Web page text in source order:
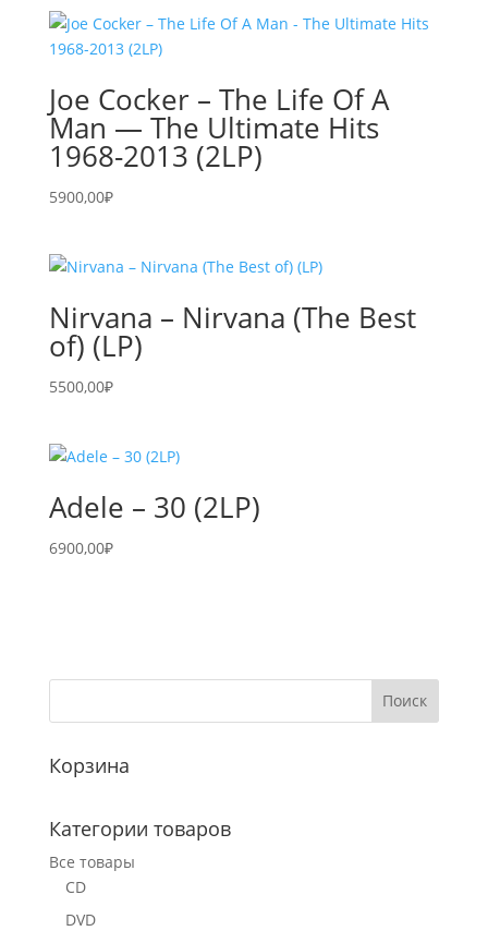
Joe Cocker – The Life Of A
Man — The Ultimate Hits
1968-2013 (2LP)
5900,00₽
Nirvana – Nirvana (The Best
of) (LP)
5500,00₽
Adele – 30 (2LP)
6900,00₽
Корзина
Категории товаров
Все товары
CD
DVD